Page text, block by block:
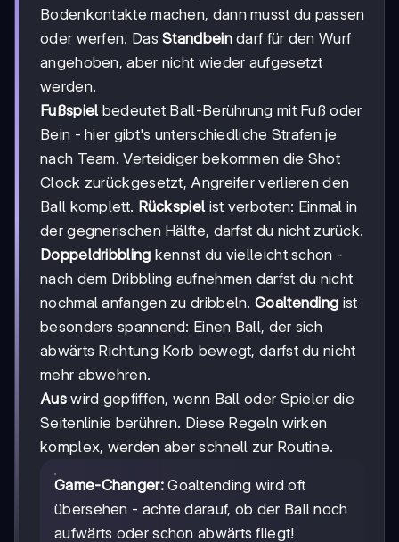
Bodenkontakte machen, dann musst du passen
oder werfen. DasStandbeindarf für den Wurf
angehoben, aber nicht wieder aufgesetzt
werden.
Fußspiel bedeutet Ball-Berührung mit Fuß oder
Bein - hier gibt's unterschiedliche Strafen je
nach Team. Verteidiger bekommen die Shot
Clock zurückgesetzt, Angreifer verlieren den
Ball komplett. Rückspiel ist verboten: Einmal in
der gegnerischen Hälfte, darfst du nicht zurück.
Doppeldribbling kennst du vielleicht schon -
nach dem Dribbling aufnehmen darfst du nicht
nochmal anfangen zu dribbeln.Goaltending ist
besonders spannend: Einen Ball, der sich
abwärts Richtung Korb bewegt, darfst du nicht
mehr abwehren.
Auswird gepfiffen, wenn Ball oder Spieler die
Seitenlinie berühren. Diese Regeln wirken
komplex, werden aber schnell zur Routine.
Game-Changer:Goaltending wird oft
übersehen - achte darauf, ob der Ball noch
aufwärts oder schon abwärts fliegt!